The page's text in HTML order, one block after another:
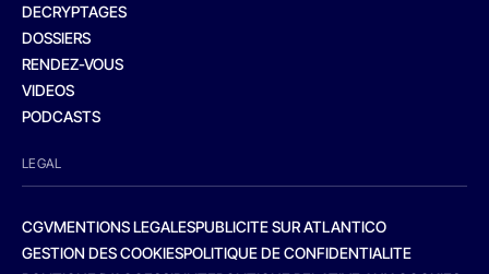
DECRYPTAGES
DOSSIERS
RENDEZ-VOUS
VIDEOS
PODCASTS
LEGAL
CGVMENTIONS LEGALESPUBLICITE SUR ATLANTICO
GESTION DES COOKIESPOLITIQUE DE CONFIDENTIALITE